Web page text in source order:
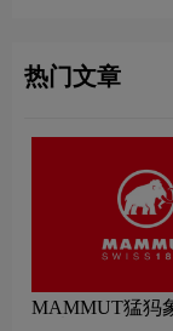
热门文章
MAMMUT猛犸